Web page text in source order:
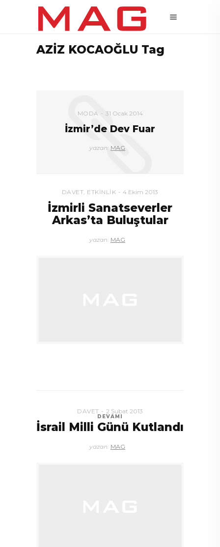
AZİZ KOCAOĞLU Tag
MODA 31 Ocak 2014
İzmir’de Dev Fuar
yazan: MAG
DAVET, ETKINLIK 4 Ekim 2013
İzmirli Sanatseverler
Arkas’ta Buluştular
yazan: MAG
DEVAMI
DAVET 2 Şubat 2013
İsrail Milli Günü Kutlandı
yazan: MAG